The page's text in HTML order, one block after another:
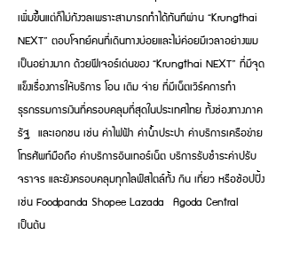
เพิ่มขึ้นแต่ก็ไม่กังวลเพราะสามารถทำได้ทันทีผ่าน “Krungthai
NEXT” ตอบโจทย์คนที่เดินทางบ่อยและไม่ค่อยมีเวลาอย่างผม
เป็นอย่างมาก ด้วยฟีเจอร์เด่นของ “Krungthai NEXT” ที่มีจุด
แข็งเรื่องการให้บริการ โอน เติม จ่าย ที่มีเน็ตเวิร์คการทำ
ธุรกรรมการเงินที่ครอบคลุมที่สุดในประเทศไทย ทั้งช่องทางภาค
รัฐ และเอกชน เช่น ค่าไฟฟ้า ค่าน้ำประปา ค่าบริการเครือข่าย
โทรศัพท์มือถือ ค่าบริการอินเทอร์เน็ต บริการรับชำระค่าปรับ
จราจร และยังครอบคลุมทุกไลฟ์สไตล์ทั้ง กิน เที่ยว หรือช้อปปิ้ง
เช่น Foodpanda Shopee Lazada Agoda Central
เป็นต้น